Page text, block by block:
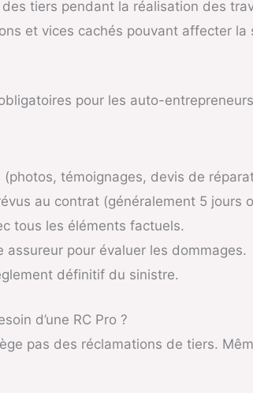
tiers pendant la réalisation des
et vices cachés pouvant affecter la
pour les auto-
(photos, témoignages, devis de
au contrat (généralement 5 jours
tous les éléments factuels.
assureur pour évaluer les dommages.
définitif du sinistre.
d’une RC Pro ?
pas des réclamations de tiers.